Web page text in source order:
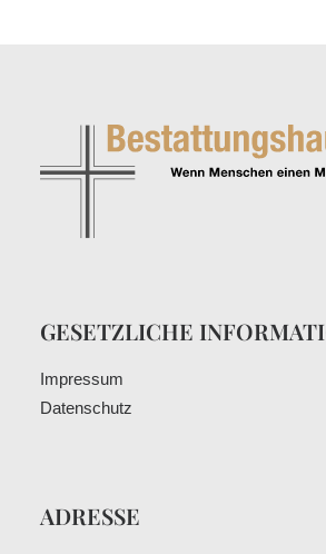
GESETZLICHE
Impressum
Datenschutz
ADRESSE